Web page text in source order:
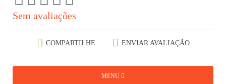
Sem avaliações
COMPARTILHE ENVIAR AVALIAÇÃO
MENU